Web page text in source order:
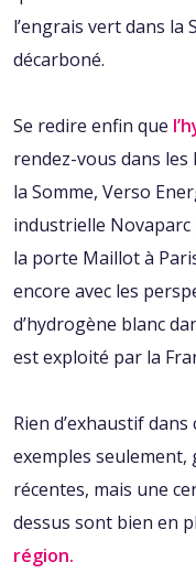
l’engrais vert dans la
décarboné.
Se redire enfin que
rendez-vous dans les
la Somme, Verso
industrielle
la porte Maillot à
encore avec les
d’hydrogène blanc
est exploité par la
Rien d’exhaustif
exemples
récentes, mais une
dessus sont bien en
région.